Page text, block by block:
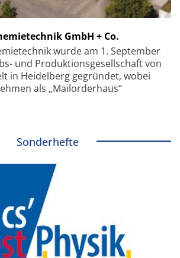
GmbH + Co.
wurde am 1. September
und Produktionsgesellschaft von
in Heidelberg gegründet, wobei
als „Mailorderhaus“
Sonderhefte